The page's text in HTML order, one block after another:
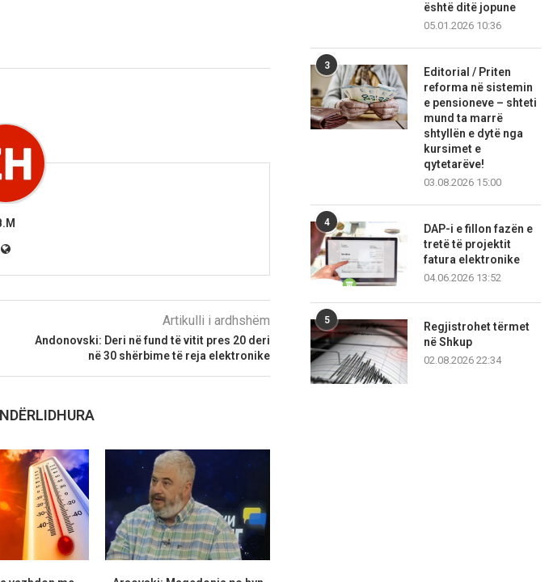
Artikulli i ardhshëm
Andonovski: Deri në fund të vitit pres 20 deri
në 30 shërbime të reja elektronike
është ditë jopune
05.01.2026 10:36
3
Editorial / Priten
reforma në sistemin
e pensioneve – shteti
mund ta marrë
shtyllën e dytë nga
kursimet e
qytetarëve!
03.08.2026 15:00
4
DAP-i e fillon fazën e
tretë të projektit
fatura elektronike
04.06.2026 13:52
5
Regjistrohet tërmet
në Shkup
02.08.2026 22:34